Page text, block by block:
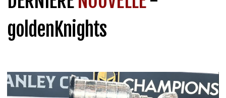
goldenKnights